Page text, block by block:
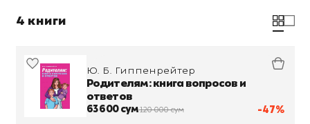
4 книги
-47%
Ю. Б. Гиппенрейтер
Родителям: книга вопросов и
ответов
63 600 сум120 000 сум